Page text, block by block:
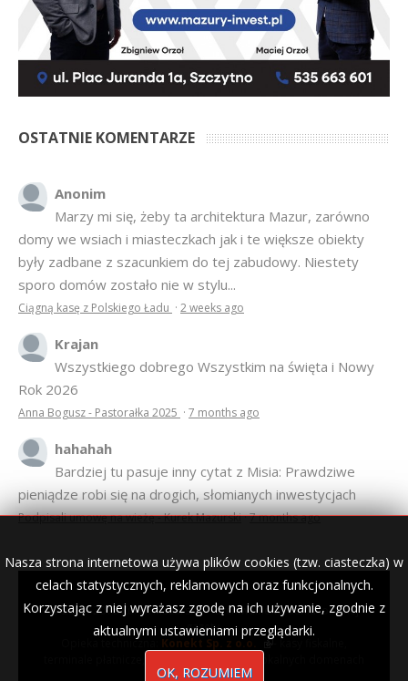
OSTATNIE KOMENTARZE
Anonim
Marzy mi się, żeby ta architektura Mazur, zarówno
domy we wsiach i miasteczkach jak i te większe obiekty
były zadbane z szacunkiem do tej zabudowy. Niestety
sporo domów zostało nie w stylu...
Ciągną kasę z Polskiego Ładu · 2 weeks ago
Krajan
Wszystkiego dobrego Wszystkim na święta i Nowy
Rok 2026
Anna Bogusz - Pastorałka 2025 · 7 months ago
hahahah
Bardziej tu pasuje inny cytat z Misia: Prawdziwe
pieniądze robi się na drogich, słomianych inwestycjach
Podpisali umowę na wieżę - Kurek Mazurski·7 months ago
Nasza strona internetowa używa plików cookies (tzw. ciasteczka) w
celach statystycznych, reklamowych oraz funkcjonalnych.
Korzystając z niej wyrażasz zgodę na ich używanie, zgodnie z
aktualnymi ustawieniami przeglądarki.
OK, ROZUMIEM
© 2007–2018 Kurek Mazurski — archiwalne wydania lokalnej
gazety.
Opieka techniczna: Konekt Sp. z o.o.
- kasy fiskalne,